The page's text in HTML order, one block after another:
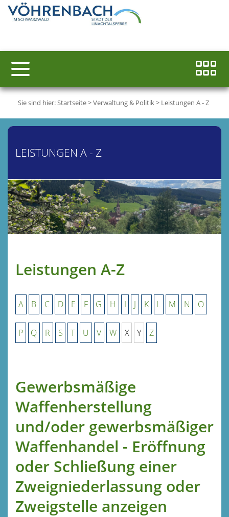
Sie sind hier:Startseite>Verwaltung & Politik> Leistungen A - Z
LEISTUNGEN A - Z
Leistungen A-Z
A B C D E F G H I J K L M N O
P Q R S T U V W X Y Z
Gewerbsmäßige
Waffenherstellung
und/oder gewerbsmäßiger
Waffenhandel - Eröffnung
oder Schließung einer
Zweigniederlassung oder
Zweigstelle anzeigen